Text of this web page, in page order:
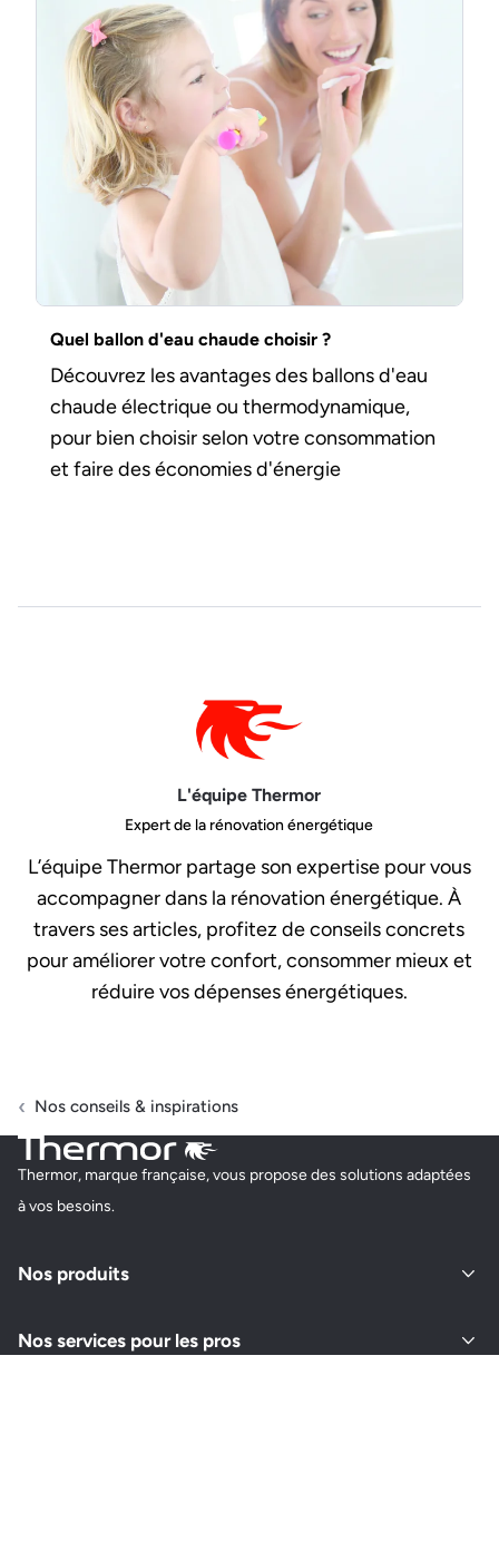
Quel ballon d'eau chaude choisir ?
Découvrez les avantages des ballons d'eau
chaude électrique ou thermodynamique,
pour bien choisir selon votre consommation
et faire des économies d'énergie
L'équipe Thermor
Expert de la rénovation énergétique
L’équipe Thermor partage son expertise pour vous
accompagner dans la rénovation énergétique. À
travers ses articles, profitez de conseils concrets
pour améliorer votre confort, consommer mieux et
réduire vos dépenses énergétiques.
Nos conseils & inspirations
Thermor, marque française, vous propose des solutions adaptées
à vos besoins.
Nos produits
Nos services pour les pros